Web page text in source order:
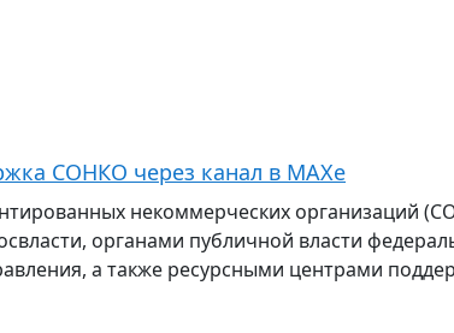
СОНКО через канал в МАХе
некоммерческих организаций
органами публичной власти
а также ресурсными центрами